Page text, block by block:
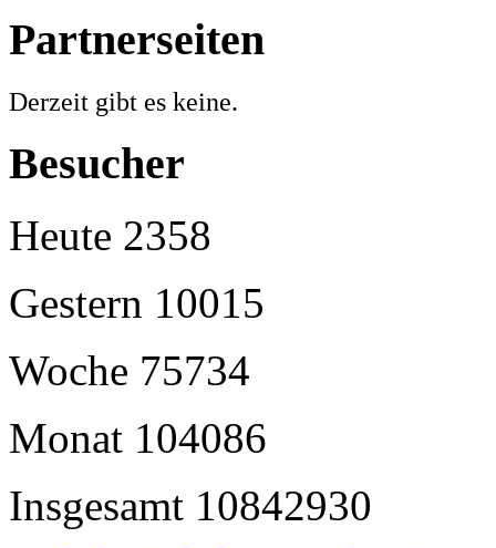
Partnerseiten
Derzeit gibt es keine.
Besucher
Heute 2358
Gestern 10015
Woche 75734
Monat 104086
Insgesamt 10842930